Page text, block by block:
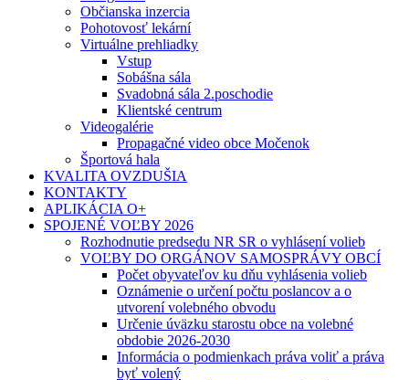
Občianska inzercia
Pohotovosť lekární
Virtuálne prehliadky
Vstup
Sobášna sála
Svadobná sála 2.poschodie
Klientské centrum
Videogalérie
Propagačné video obce Močenok
Športová hala
KVALITA OVZDUŠIA
KONTAKTY
APLIKÁCIA O+
SPOJENÉ VOĽBY 2026
Rozhodnutie predsedu NR SR o vyhlásení volieb
VOĽBY DO ORGÁNOV SAMOSPRÁVY OBCÍ
Počet obyvateľov ku dňu vyhlásenia volieb
Oznámenie o určení počtu poslancov a o
utvorení volebného obvodu
Určenie úväzku starostu obce na volebné
obdobie 2026-2030
Informácia o podmienkach práva voliť a práva
byť volený